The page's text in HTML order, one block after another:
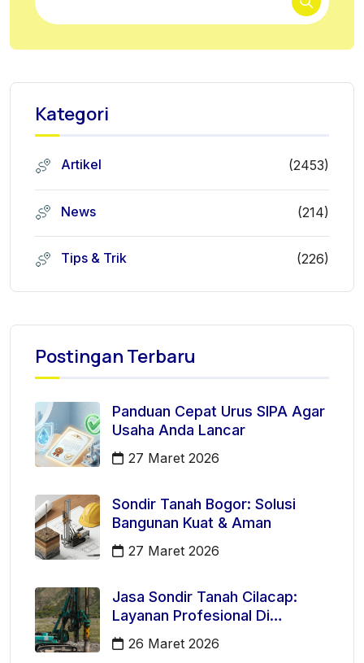
Kategori
Artikel (2453)
News (214)
Tips & Trik (226)
Postingan Terbaru
Panduan Cepat Urus SIPA Agar
Usaha Anda Lancar
27 Maret 2026
Sondir Tanah Bogor: Solusi
Bangunan Kuat & Aman
27 Maret 2026
Jasa Sondir Tanah Cilacap:
Layanan Profesional Di
Kecamatan Majenang
26 Maret 2026